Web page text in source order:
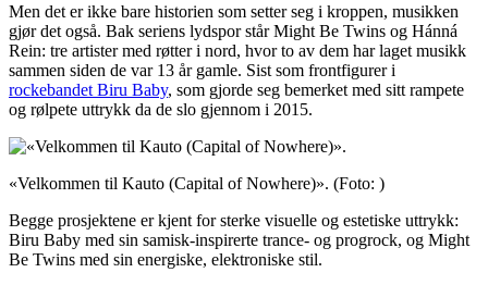
Men det er ikke bare historien som setter seg i kroppen, musikken
gjør det også. Bak seriens lydspor står Might Be Twins og Hánná
Rein: tre artister med røtter i nord, hvor to av dem har laget musikk
sammen siden de var 13 år gamle. Sist som frontfigurer i
rockebandet Biru Baby, som gjorde seg bemerket med sitt rampete
og rølpete uttrykk da de slo gjennom i 2015.
«Velkommen til Kauto (Capital of Nowhere)». (Foto: )
Begge prosjektene er kjent for sterke visuelle og estetiske uttrykk:
Biru Baby med sin samisk-inspirerte trance- og progrock, og Might
Be Twins med sin energiske, elektroniske stil.